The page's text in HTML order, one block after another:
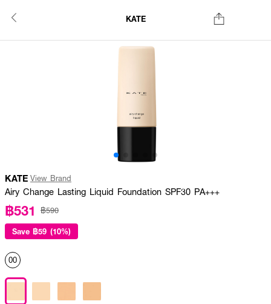
KATE
KATE View Brand
Airy Change Lasting Liquid Foundation SPF30 PA+++
฿531 ฿590
Save ฿59 (10%)
00